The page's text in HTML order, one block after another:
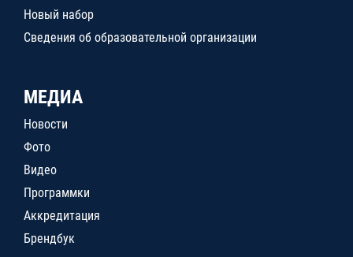
Новый набор
Сведения об образовательной организации
МЕДИА
Новости
Фото
Видео
Программки
Аккредитация
Брендбук